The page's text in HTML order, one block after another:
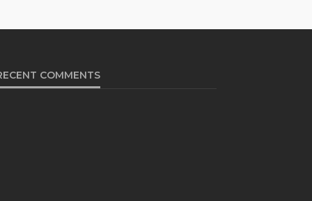
COMMENTS